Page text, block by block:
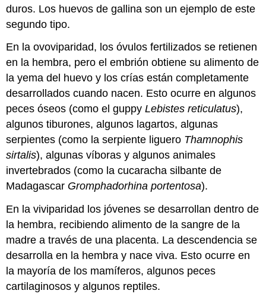
duros. Los huevos de gallina son un ejemplo de este
segundo tipo.
En laovoviparidad, los óvulos fertilizados se retienen
en la hembra, pero el embrión obtiene su alimento de
la yema del huevo y los crías están completamente
desarrollados cuando nacen. Esto ocurre en algunos
peces óseos (como el guppyLebistes reticulatus),
algunos tiburones, algunos lagartos, algunas
serpientes (como la serpiente liguero Thamnophis
sirtalis), algunas víboras y algunos animales
invertebrados (como la cucaracha silbante de
Madagascar Gromphadorhina portentosa).
En laviviparidad los jóvenes se desarrollan dentro de
la hembra, recibiendo alimento de la sangre de la
madre a través de una placenta. La descendencia se
desarrolla en la hembra y nace viva. Esto ocurre en
la mayoría de los mamíferos, algunos peces
cartilaginosos y algunos reptiles.